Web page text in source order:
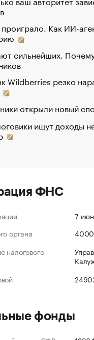
Как ИИ-
сильнейших.
Wildberries резко
открыли новый
ищут доходы
ФНС
7
органа
4000
налогового
фонды